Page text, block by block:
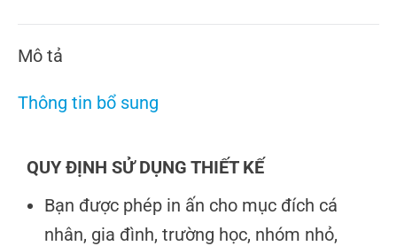
Mô tả
Thông tin bổ sung
QUY ĐỊNH SỬ DỤNG THIẾT KẾ
Bạn được phép in ấn cho mục đích cá
nhân, gia đình, trường học, nhóm nhỏ,